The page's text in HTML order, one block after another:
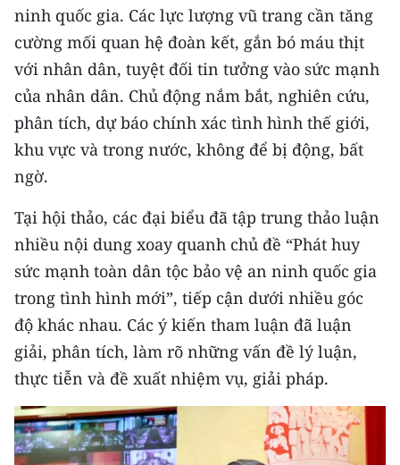
Chuyên trang Hà Nội
Chuyên trang TP. Hồ Chí Minh
CHUYÊN ĐỀ
CÁC CHUYÊN TRANG
THỜI NAY
NHÂN DÂN CUỐI TUẦN
NHÂN DÂN HẰNG THÁNG
MUA BÁO
ĐỌC BÁO IN
ninh quốc gia. Các lực lượng vũ trang cần tăng
cường mối quan hệ đoàn kết, gắn bó máu thịt
với nhân dân, tuyệt đối tin tưởng vào sức mạnh
của nhân dân. Chủ động nắm bắt, nghiên cứu,
phân tích, dự báo chính xác tình hình thế giới,
khu vực và trong nước, không để bị động, bất
ngờ.
Tại hội thảo, các đại biểu đã tập trung thảo luận
nhiều nội dung xoay quanh chủ đề “Phát huy
sức mạnh toàn dân tộc bảo vệ an ninh quốc gia
trong tình hình mới”, tiếp cận dưới nhiều góc
độ khác nhau. Các ý kiến tham luận đã luận
giải, phân tích, làm rõ những vấn đề lý luận,
thực tiễn và đề xuất nhiệm vụ, giải pháp.